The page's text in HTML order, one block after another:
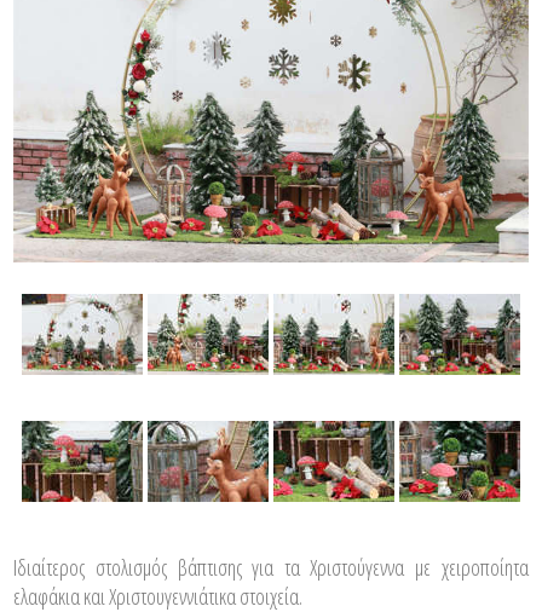
Ιδιαίτερος στολισμός βάπτισης για τα Χριστούγεννα με χειροποίητα
ελαφάκια και Χριστουγεννιάτικα στοιχεία.